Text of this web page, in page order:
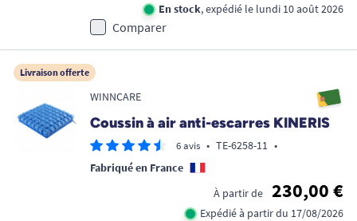
En stock, expédié le lundi 10 août 2026
Comparer
Livraison offerte
WINNCARE
Coussin à air anti-escarres KINERIS
6 avis • TE-6258-11 •
Fabriqué en France
À partir de
230,00 €
Expédié à partir du 17/08/2026